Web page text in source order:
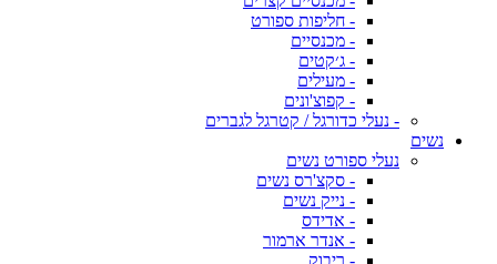
- חליפות ספורט
- מכנסיים
- ג׳קטים
- מעילים
- קפוצ'ונים
- נעלי כדורגל / קטרגל לגברים
נשים
נעלי ספורט נשים
- סקצ'רס נשים
- נייק נשים
- אדידס
- אנדר ארמור
- ריבוק